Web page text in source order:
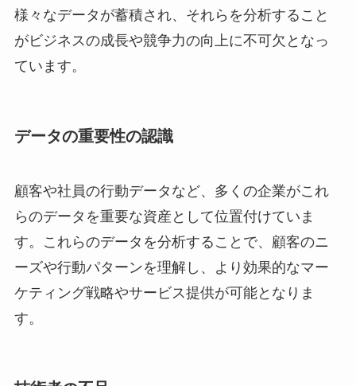
様々なデータが蓄積され、それらを分析すること
がビジネスの成長や競争力の向上に不可欠となっ
ています。
データの重要性の認識
顧客や社員の行動データなど、多くの企業がこれ
らのデータを重要な資産として位置付けていま
す。これらのデータを分析することで、顧客のニ
ーズや行動パターンを理解し、より効果的なマー
ケティング戦略やサービス提供が可能となりま
す。